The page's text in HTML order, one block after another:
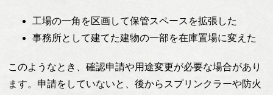
工場の一角を区画して保管スペースを拡張した
事務所として建てた建物の一部を在庫置場に変えた
このようなとき、確認申請や用途変更が必要な場合があり
ます。申請をしていないと、後からスプリンクラーや防火